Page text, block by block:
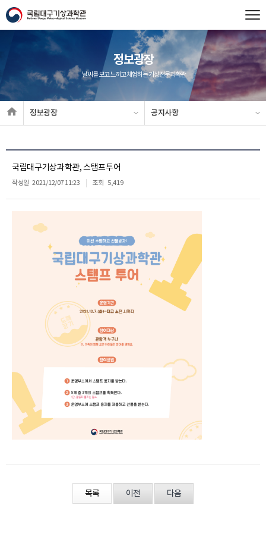
정보광장
날씨를 보고 느끼고 체험하는 기상전문과학관
정보광장 공지사항
국립대구기상과학관, 스탬프투어
작성일 2021/12/07 11:23 조회 5,419
목록 이전 다음